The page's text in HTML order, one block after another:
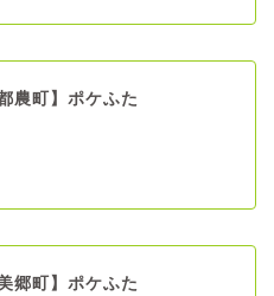
都農町】ポケふた
美郷町】ポケふた